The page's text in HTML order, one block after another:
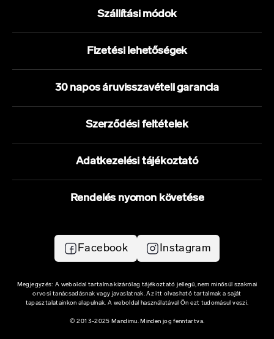
Szállítási módok
Fizetési lehetőségek
30 napos áruvisszavételi garancia
Szerződési feltételek
Adatkezelési tájékoztató
Rendelés nyomon követése
Facebook Instagram
Megjegyzés: A weboldal tartalma kizárólag tájékoztató jellegű, nem minősül szakmai
orvosi tanácsadásnak vagy javaslatnak. Az itt olvasható tartalmak a saját
tapasztalatainkon alapulnak. A weboldal használatával Ön ezt tudomásul veszi.
© 2013-2025 Mandimu. Minden jog fenntartva.